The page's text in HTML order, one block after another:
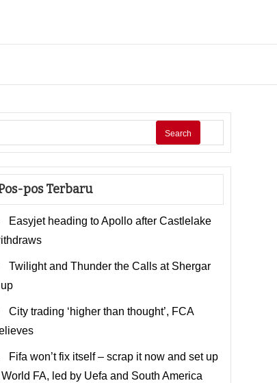
Search
pos Terbaru
Easyjet heading to Apollo after Castlelake
Twilight and Thunder the Calls at Shergar
City trading ‘higher than thought’, FCA
Fifa won’t fix itself – scrap it now and set up
FA, led by Uefa and South America